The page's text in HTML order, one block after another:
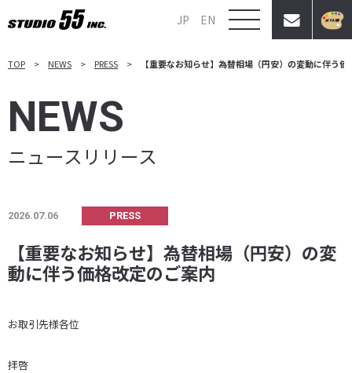
JP EN
TOP NEWS PRESS 【重要なお知らせ】為替相場（円安）の変動に伴う
NEWS
ニュースリリース
2026.07.06 PRESS
【重要なお知らせ】為替相場（円安）の変
動に伴う価格改定のご案内
お取引先様各位
拝啓